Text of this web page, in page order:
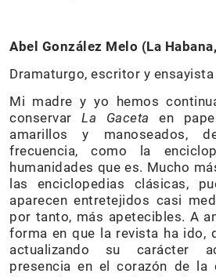
Abel González Melo (La
Dramaturgo, escritor y ensayista
Mi madre y yo hemos
conservarLa Gaceta en
amarillos y manoseados,
frecuencia, como la
humanidades que es. Mucho
las enciclopedias clásicas,
aparecen entretejidos casi
por tanto, más apetecibles. A
forma en que la revista ha ido,
actualizando su carácter
presencia en el corazón de la